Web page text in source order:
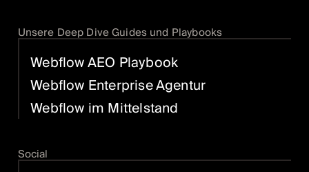
Unsere Deep Dive Guides und Playbooks
Webflow AEO Playbook
Webflow Enterprise Agentur
Webflow im Mittelstand
Social